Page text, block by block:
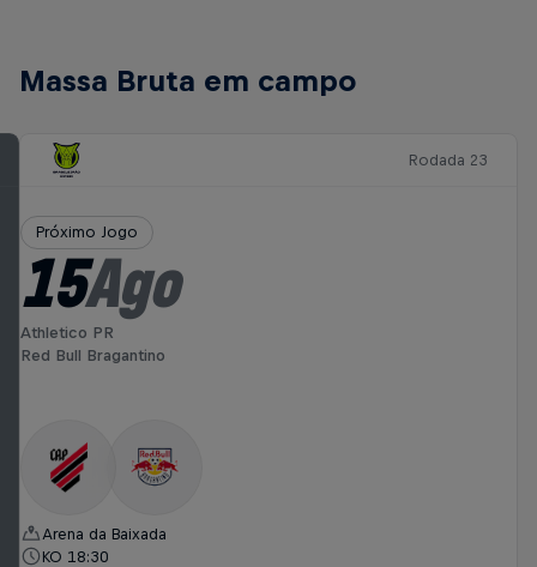
Massa Bruta em campo
Rodada 23
Próximo Jogo
15Ago
Athletico PR
Red Bull Bragantino
Arena da Baixada
KO 18:30